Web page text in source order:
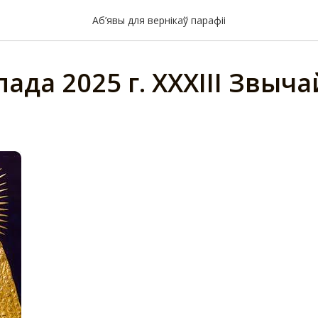
Аб’явы для вернікаў парафіі
2025 г. XXXIII